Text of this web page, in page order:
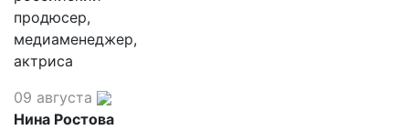
продюсер,
медиаменеджер,
актриса
09 августа
Нина Ростова